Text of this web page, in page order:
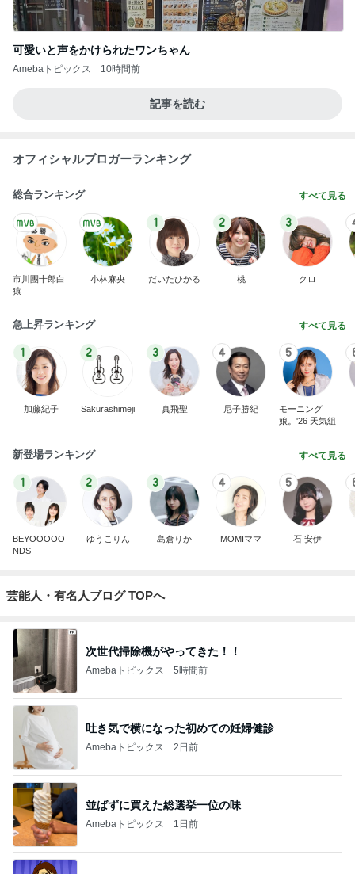
可愛いと声をかけられたワンちゃん
Amebaトピックス 10時間前
記事を読む
オフィシャルブロガーランキング
総合ランキング すべて見る
市川團十郎白
猿
小林麻央
1
だいたひかる
2
桃
3
クロ
急上昇ランキング すべて見る
1
加藤紀子
2
Sakurashimeji
3
真飛聖
4
尼子勝紀
5
モーニング
娘。'26 天気組
新登場ランキング すべて見る
1
BEYOOOOO
NDS
2
ゆうこりん
3
島倉りか
4
MOMIママ
5
石 安伊
芸能人・有名人ブログ TOPへ
次世代掃除機がやってきた！！
Amebaトピックス 5時間前
吐き気で横になった初めての妊婦健診
Amebaトピックス 2日前
並ばずに買えた総選挙一位の味
Amebaトピックス 1日前